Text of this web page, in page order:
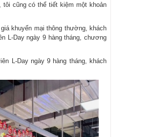
tôi cũng có thể tiết kiệm một khoản
khuyến mại thông thường, khách
L-Day ngày 9 hàng tháng, chương
L-Day ngày 9 hàng tháng, khách